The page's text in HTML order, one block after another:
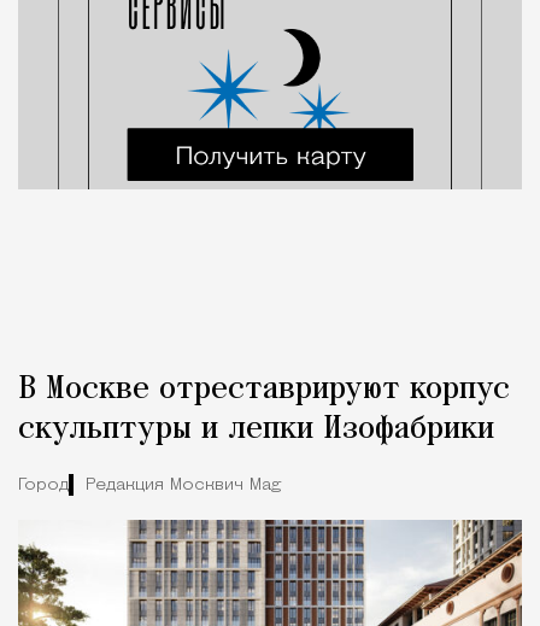
В Москве отреставрируют корпус
скульптуры и лепки Изофабрики
Город Редакция Москвич Mag